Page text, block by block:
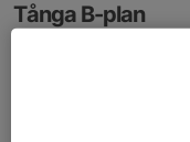
Tånga B-plan
Samling: 17:25, Vid
Viktigt att svara på
träningsupplägg